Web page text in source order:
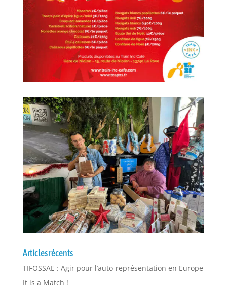
Articles récents
TIFOSSAE : Agir pour l’auto-représentation en Europe
It is a Match !